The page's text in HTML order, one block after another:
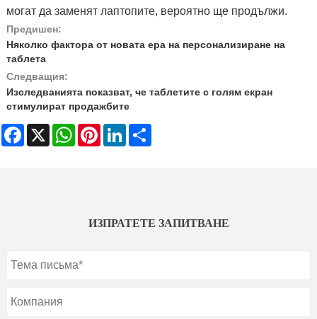
могат да заменят лаптопите, вероятно ще продължи.
Предишен:
Няколко фактора от новата ера на персонализиране на
таблета
Следващия:
Изследванията показват, че таблетите с голям екран
стимулират продажбите
Facebook
X WhatsApp
PinterestLinkedIn
ИЗПРАТЕТЕ ЗАПИТВАНЕ